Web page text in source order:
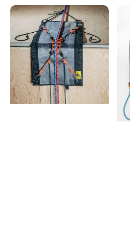
STREP
Modulair
Edge
Mat
40x91cm